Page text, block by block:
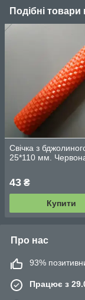
Подібні товари
Свічка з
25*110 мм.
43 ₴
Купити
Про нас
93%
Працює з